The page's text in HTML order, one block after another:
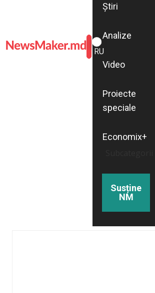
ROMÂNĂ
RU
Știri
Analize
Video
Proiecte
speciale
Economix+
Susține
NM